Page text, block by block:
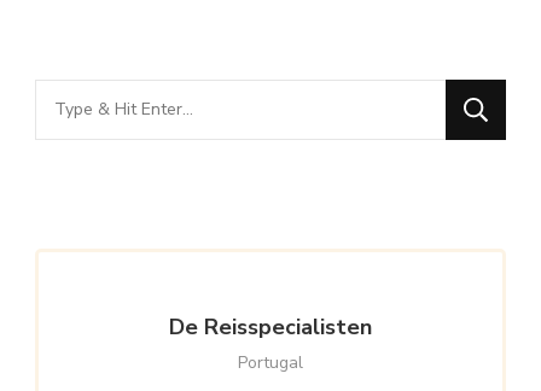
Looking
for
De Reisspecialisten
Portugal